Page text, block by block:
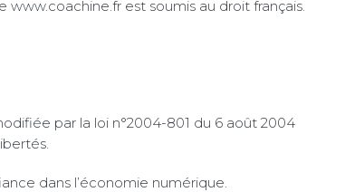
www.coachine.fr est soumis au droit français.
par la loi n°2004-801 du 6 août 2004
dans l’économie numérique.